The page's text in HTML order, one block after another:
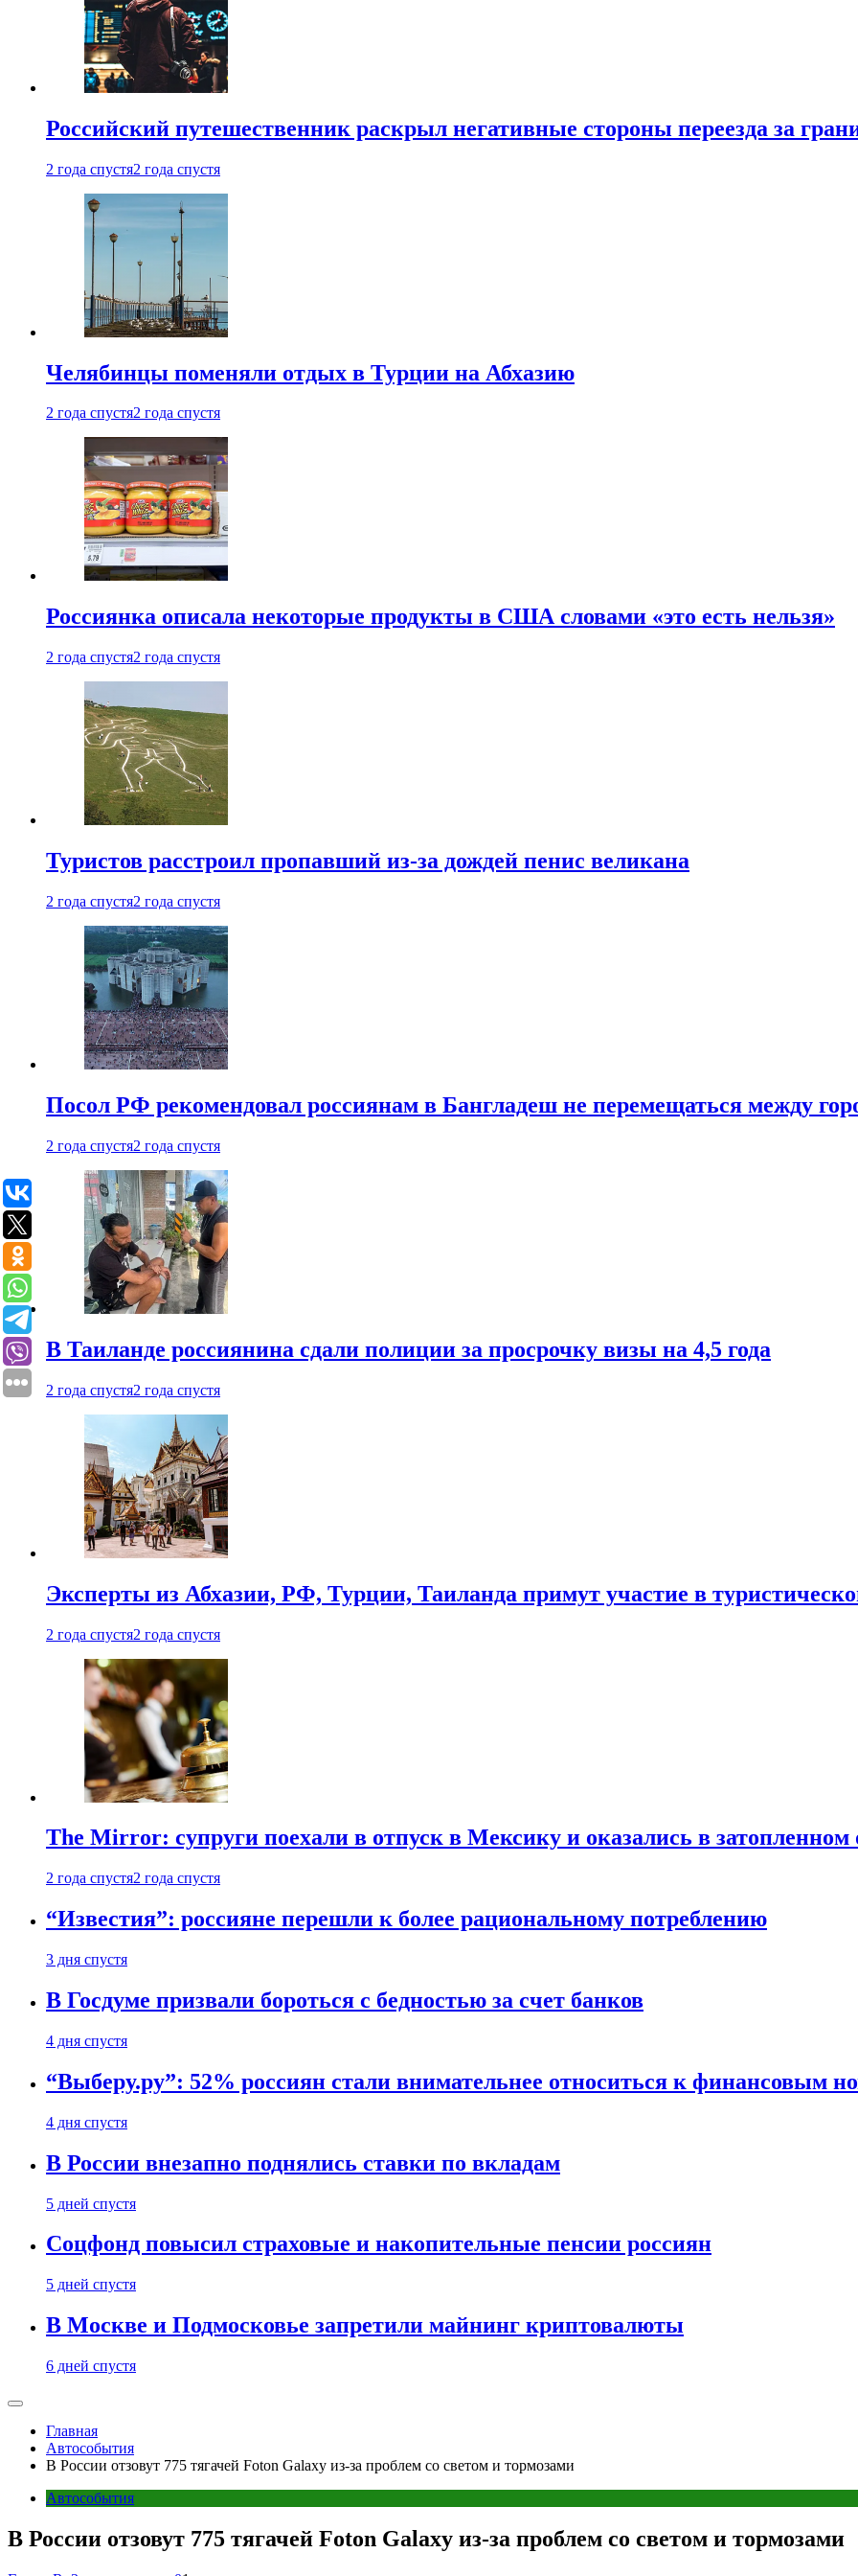
Российский путешественник раскрыл негативные стороны переезда за
2 года спустя2 года спустя
Челябинцы поменяли отдых в Турции на Абхазию
2 года спустя2 года спустя
Россиянка описала некоторые продукты в США словами «это есть нельзя»
2 года спустя2 года спустя
Туристов расстроил пропавший из-за дождей пенис великана
2 года спустя2 года спустя
Посол РФ рекомендовал россиянам в Бангладеш не перемещаться между
2 года спустя2 года спустя
В Таиланде россиянина сдали полиции за просрочку визы на 4,5 года
2 года спустя2 года спустя
Эксперты из Абхазии, РФ, Турции, Таиланда примут участие в
2 года спустя2 года спустя
The Mirror: супруги поехали в отпуск в Мексику и оказались в затопленном
2 года спустя2 года спустя
“Известия”: россияне перешли к более рациональному потреблению
3 дня спустя
В Госдуме призвали бороться с бедностью за счет банков
4 дня спустя
“Выберу.ру”: 52% россиян стали внимательнее относиться к финансовым
4 дня спустя
В России внезапно поднялись ставки по вкладам
5 дней спустя
Соцфонд повысил страховые и накопительные пенсии россиян
5 дней спустя
В Москве и Подмосковье запретили майнинг криптовалюты
6 дней спустя
Главная
Автособытия
В России отзовут 775 тягачей Foton Galaxy из-за проблем со светом и тормозами
Автособытия
В России отзовут 775 тягачей Foton Galaxy из-за проблем со светом и тормозами